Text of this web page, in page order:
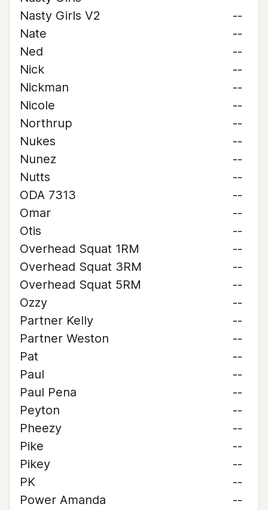
Nasty Girls V2
--
Nate
--
Ned
--
Nick
--
Nickman
--
Nicole
--
Northrup
--
Nukes
--
Nunez
--
Nutts
--
ODA 7313
--
Omar
--
Otis
--
Overhead Squat 1RM
--
Overhead Squat 3RM
--
Overhead Squat 5RM
--
Ozzy
--
Partner Kelly
--
Partner Weston
--
Pat
--
Paul
--
Paul Pena
--
Peyton
--
Pheezy
--
Pike
--
Pikey
--
PK
--
Power Amanda
--